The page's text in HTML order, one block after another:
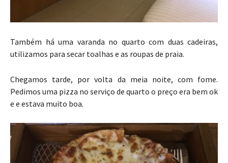
Também há uma varanda no quarto com duas cadeiras,
utilizamos para secar toalhas e as roupas de praia.
Chegamos tarde, por volta da meia noite, com fome.
Pedimos uma pizza no serviço de quarto o preço era bem ok
e e estava muito boa.